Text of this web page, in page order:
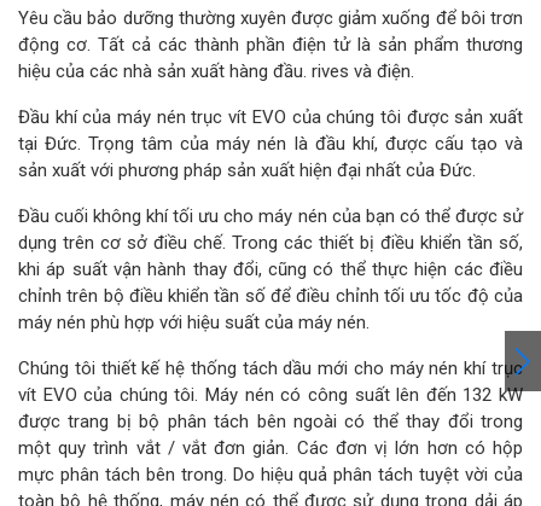
Yêu cầu bảo dưỡng thường xuyên được giảm xuống để bôi trơn
động cơ. Tất cả các thành phần điện tử là sản phẩm thương
hiệu của các nhà sản xuất hàng đầu. rives và điện.
Đầu khí của máy nén trục vít EVO của chúng tôi được sản xuất
tại Đức. Trọng tâm của máy nén là đầu khí, được cấu tạo và
sản xuất với phương pháp sản xuất hiện đại nhất của Đức.
Đầu cuối không khí tối ưu cho máy nén của bạn có thể được sử
dụng trên cơ sở điều chế. Trong các thiết bị điều khiển tần số,
khi áp suất vận hành thay đổi, cũng có thể thực hiện các điều
chỉnh trên bộ điều khiển tần số để điều chỉnh tối ưu tốc độ của
máy nén phù hợp với hiệu suất của máy nén.
Chúng tôi thiết kế hệ thống tách dầu mới cho máy nén khí trục
vít EVO của chúng tôi. Máy nén có công suất lên đến 132 kW
được trang bị bộ phân tách bên ngoài có thể thay đổi trong
một quy trình vắt / vắt đơn giản. Các đơn vị lớn hơn có hộp
mực phân tách bên trong. Do hiệu quả phân tách tuyệt vời của
toàn bộ hệ thống, máy nén có thể được sử dụng trong dải áp